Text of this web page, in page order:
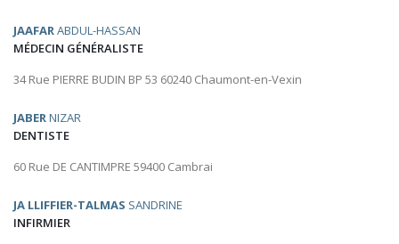
JAAFARABDUL-HASSAN
MÉDECIN GÉNÉRALISTE
34 Rue PIERRE BUDIN BP 53 60240 Chaumont-en-Vexin
JABERNIZAR
DENTISTE
60 Rue DE CANTIMPRE 59400 Cambrai
JA LLIFFIER-TALMAS SANDRINE
INFIRMIER